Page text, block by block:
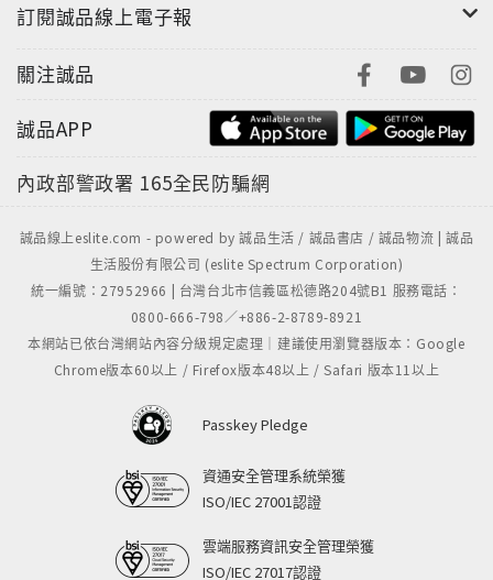
音和詞彙的內部差異以及語法特點。
一、對現在的語言做出合乎事實的描寫。之前顏子清、
完全沒有實地的調查，敷衍成篇，所以沒有參考的價
累資料。
表現方言特點，只有用國際音標來標音才能明確的描
寫。如果用了其他替代音標，還是得通過國際音標的對
照才能瞭解，這樣會造成閱讀者的困擾。
三、參與編寫的人必須以具有語言學素養的研究人員為
主，這樣才能從事方言調查，也才能做出言而有據的論
從上面的要求來看，《嘉義縣方言志》的編寫除了時間
上的急迫之外，其他部分還是合宜的。能夠參與編寫方
言志，我認為那是一項值得做的事業，然而首先得將世
是一個永無休止的折磨，就像：「西席夫斯得罪了神，
訂閱誠品線上電子報
關注誠品
誠品APP
內政部警政署 165全民防騙網
誠品線上eslite.com - powered by 誠品生活 / 誠品書店 / 誠品物流 | 誠品
生活股份有限公司 (eslite Spectrum Corporation)
統一編號：27952966 | 台灣台北市信義區松德路204號B1 服務電話：
0800-666-798／+886-2-8789-8921
本網站已依台灣網站內容分級規定處理｜建議使用瀏覽器版本：Google
Chrome版本60以上 / Firefox版本48以上 / Safari 版本11以上
Passkey Pledge
資通安全管理系統榮獲
ISO/IEC 27001認證
雲端服務資訊安全管理榮獲
ISO/IEC 27017認證